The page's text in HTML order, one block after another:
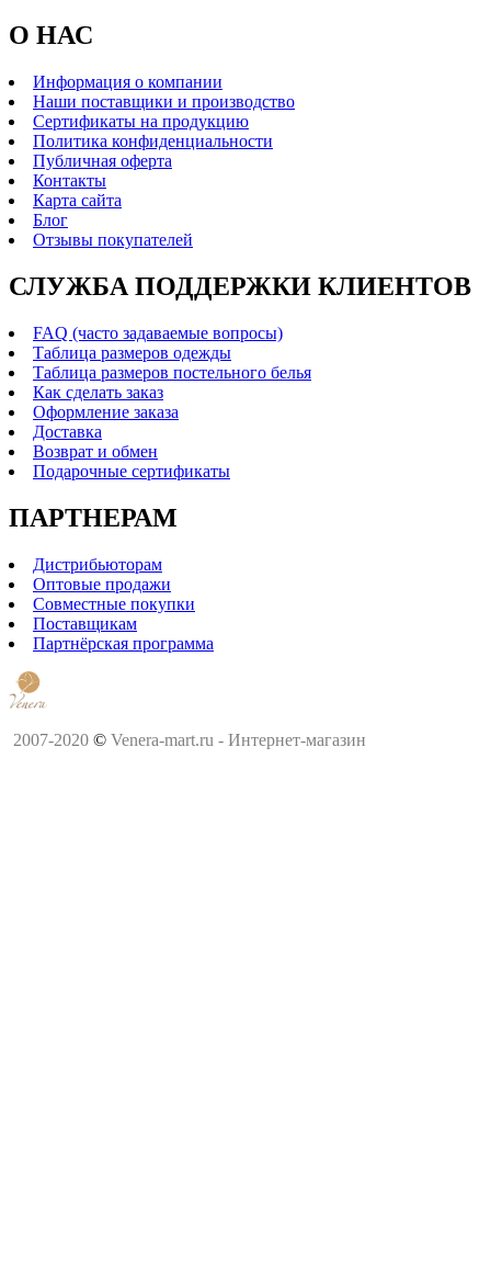
О НАС
Информация о компании
Наши поставщики и производство
Сертификаты на продукцию
Политика конфиденциальности
Публичная оферта
Контакты
Карта сайта
Блог
Отзывы покупателей
СЛУЖБА ПОДДЕРЖКИ КЛИЕНТОВ
FAQ (часто задаваемые вопросы)
Таблица размеров одежды
Таблица размеров постельного белья
Как сделать заказ
Оформление заказа
Доставка
Возврат и обмен
Подарочные сертификаты
ПАРТНЕРАМ
Дистрибьюторам
Оптовые продажи
Совместные покупки
Поставщикам
Партнёрская программа
2007-2020 © Venera-mart.ru - Интернет-магазин